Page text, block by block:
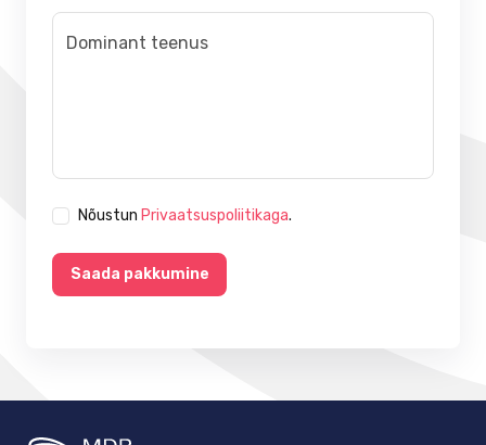
Nõustun Privaatsuspoliitikaga.
Saada pakkumine